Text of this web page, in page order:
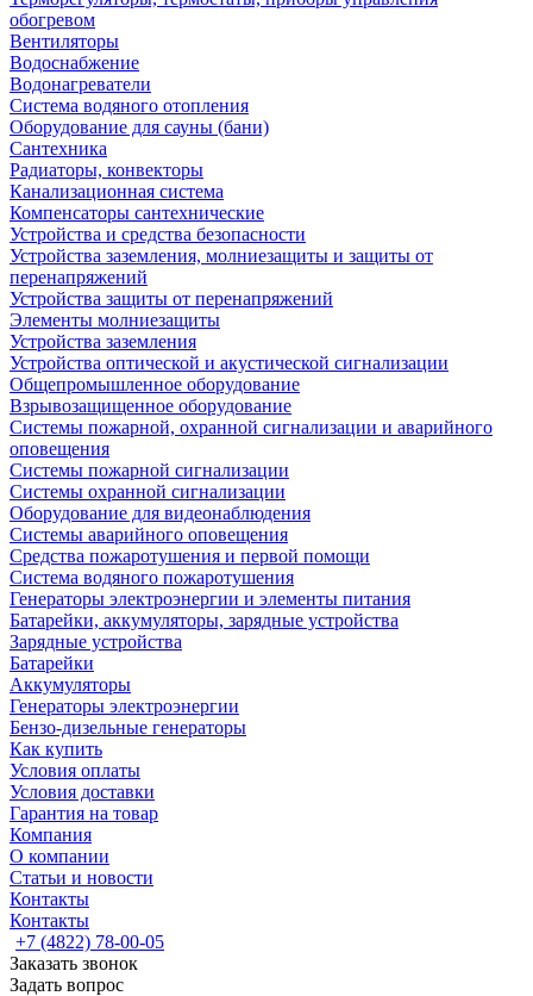
обогревом
Вентиляторы
Водоснабжение
Водонагреватели
Система водяного отопления
Оборудование для сауны (бани)
Сантехника
Радиаторы, конвекторы
Канализационная система
Компенсаторы сантехнические
Устройства и средства безопасности
Устройства заземления, молниезащиты и защиты от
перенапряжений
Устройства защиты от перенапряжений
Элементы молниезащиты
Устройства заземления
Устройства оптической и акустической сигнализации
Общепромышленное оборудование
Взрывозащищенное оборудование
Системы пожарной, охранной сигнализации и аварийного
оповещения
Системы пожарной сигнализации
Системы охранной сигнализации
Оборудование для видеонаблюдения
Системы аварийного оповещения
Средства пожаротушения и первой помощи
Система водяного пожаротушения
Генераторы электроэнергии и элементы питания
Батарейки, аккумуляторы, зарядные устройства
Зарядные устройства
Батарейки
Аккумуляторы
Генераторы электроэнергии
Бензо-дизельные генераторы
Как купить
Условия оплаты
Условия доставки
Гарантия на товар
Компания
О компании
Статьи и новости
Контакты
Контакты
+7 (4822) 78-00-05
Заказать звонок
Задать вопрос